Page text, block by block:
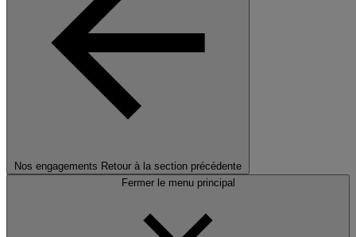
Nos engagements Retour à la section précédente
Fermer le menu principal